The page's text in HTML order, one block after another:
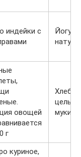
индейки с
Йогурт
овощей
г
муки и
куриное,